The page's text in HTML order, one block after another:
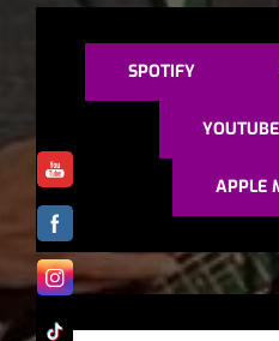
SPOTIFY
APPLE